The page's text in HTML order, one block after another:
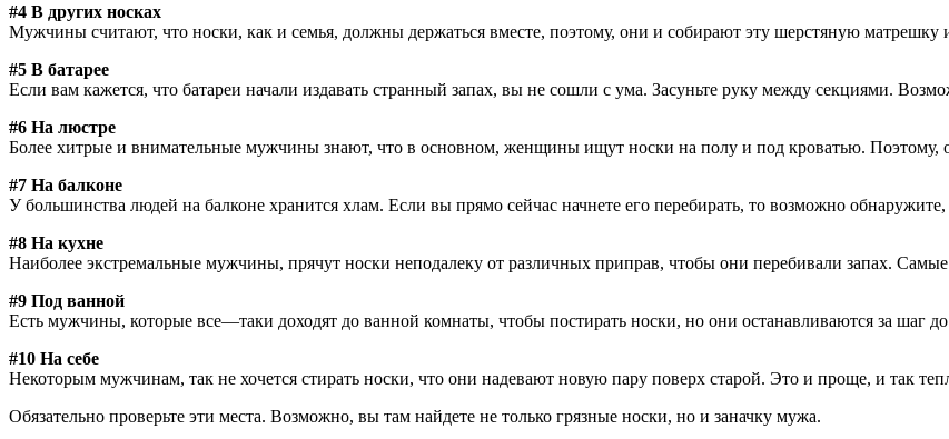
#4 В других носках
Мужчины считают, что носки, как и семья, должны держаться вместе, поэтому, они и собирают эту шерстяную матрешку
#5 В батарее
Если вам кажется, что батареи начали издавать странный запах, вы не сошли с ума. Засуньте руку между секциями.
#6 На люстре
Более хитрые и внимательные мужчины знают, что в основном, женщины ищут носки на полу и под кроватью. Поэтому,
#7 На балконе
У большинства людей на балконе хранится хлам. Если вы прямо сейчас начнете его перебирать, то возможно
#8 На кухне
Наиболее экстремальные мужчины, прячут носки неподалеку от различных приправ, чтобы они перебивали запах.
#9 Под ванной
Есть мужчины, которые все—таки доходят до ванной комнаты, чтобы постирать носки, но они останавливаются за шаг
#10 На себе
Некоторым мужчинам, так не хочется стирать носки, что они надевают новую пару поверх старой. Это и проще, и так
Обязательно проверьте эти места. Возможно, вы там найдете не только грязные носки, но и заначку мужа.